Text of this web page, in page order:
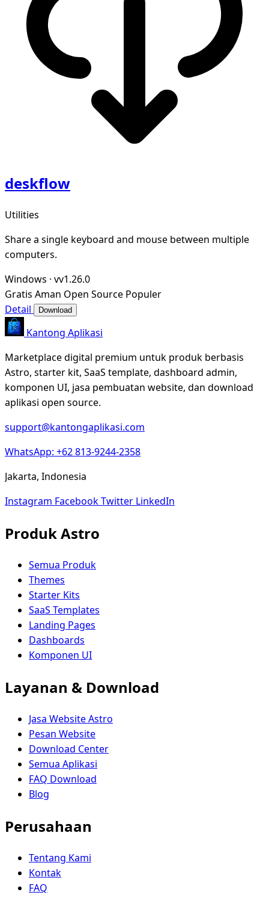
deskflow
Utilities
Share a single keyboard and mouse between multiple
computers.
Windows · vv1.26.0
Gratis Aman Open Source Populer
Detail
Download
Kantong Aplikasi
Marketplace digital premium untuk produk berbasis
Astro, starter kit, SaaS template, dashboard admin,
komponen UI, jasa pembuatan website, dan download
aplikasi open source.
support@kantongaplikasi.com
WhatsApp: +62 813-9244-2358
Jakarta, Indonesia
Instagram FacebookTwitter LinkedIn
Produk Astro
Semua Produk
Themes
Starter Kits
SaaS Templates
Landing Pages
Dashboards
Komponen UI
Layanan & Download
Jasa Website Astro
Pesan Website
Download Center
Semua Aplikasi
FAQ Download
Blog
Perusahaan
Tentang Kami
Kontak
FAQ